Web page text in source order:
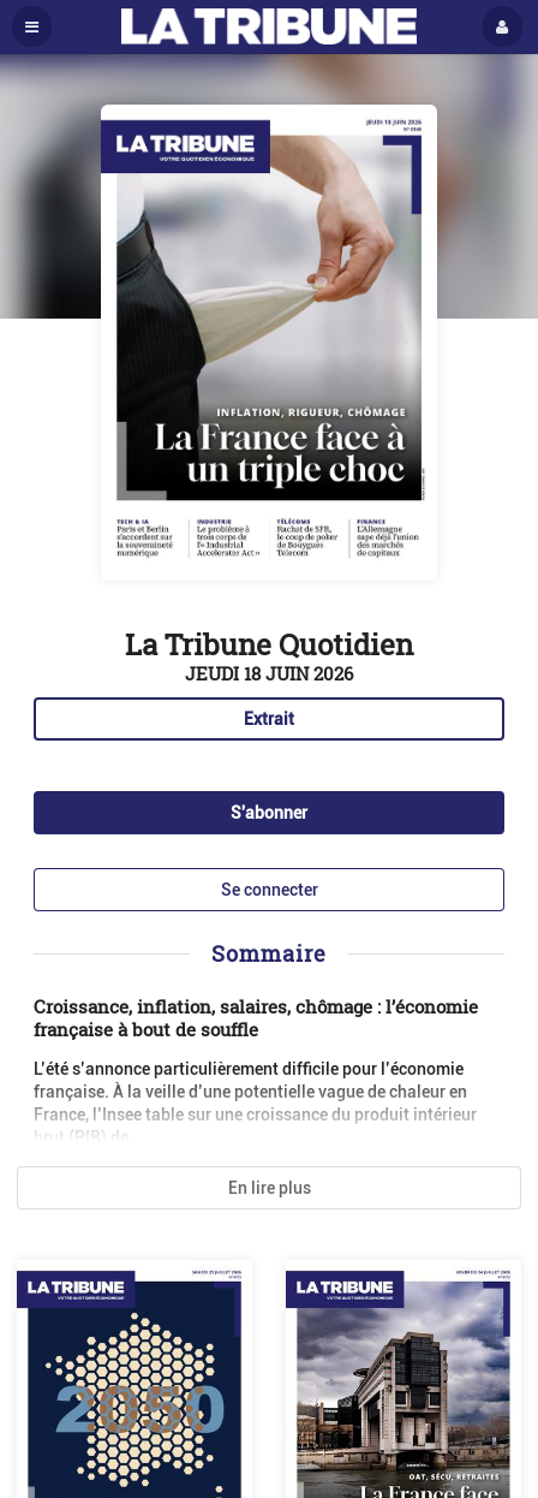
La Tribune Quotidien
JEUDI 18 JUIN 2026
Extrait
S'abonner
Se connecter
Sommaire
Croissance, inflation, salaires, chômage : l’économie
française à bout de souffle
L’été s’annonce particulièrement difficile pour l’économie
française. À la veille d’une potentielle vague de chaleur en
France, l’Insee table sur une croissance du produit intérieur
brut (PIB) de...
En lire plus